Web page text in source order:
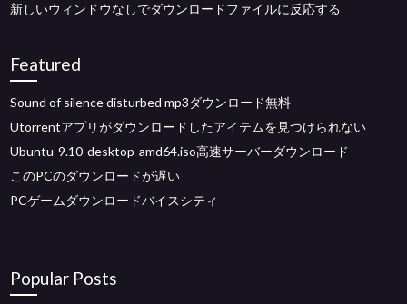
新しいウィンドウなしでダウンロードファイルに反応する
Featured
Sound of silence disturbed mp3ダウンロード無料
Utorrentアプリがダウンロードしたアイテムを見つけられない
Ubuntu-9.10-desktop-amd64.iso高速サーバーダウンロード
このPCのダウンロードが遅い
PCゲームダウンロードバイスシティ
Popular Posts